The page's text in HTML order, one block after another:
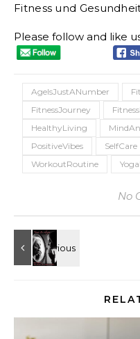
Fitness und
Please follow and like
AgeIsJustANumber
FitnessJourney
HealthyLiving
PositiveVibes
SelfCare
WorkoutRoutine
No